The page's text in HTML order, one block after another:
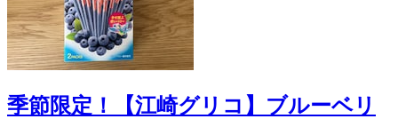
季節限定！【江崎グリコ】ブルーベリ